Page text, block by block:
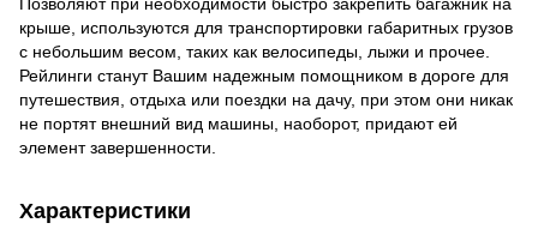
крыше, используются для транспортировки габаритных грузов
с небольшим весом, таких как велосипеды, лыжи и прочее.
Рейлинги станут Вашим надежным помощником в дороге для
путешествия, отдыха или поездки на дачу, при этом они никак
не портят внешний вид машины, наоборот, придают ей
элемент завершенности.
Характеристики